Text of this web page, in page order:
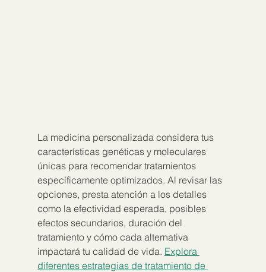
La medicina personalizada considera tus
características genéticas y moleculares
únicas para recomendar tratamientos
específicamente optimizados. Al revisar las
opciones, presta atención a los detalles
como la efectividad esperada, posibles
efectos secundarios, duración del
tratamiento y cómo cada alternativa
impactará tu calidad de vida. Explora
diferentes estrategias de tratamiento de